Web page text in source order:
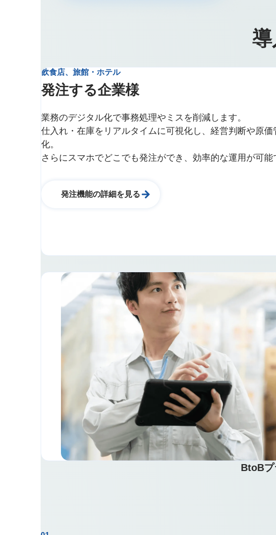
飲食店、旅館・ホテル
発注する企業様
業務のデジタル化で事務処理やミスを削減します。
仕入れ・在庫をリアルタイムに可視化し、経営判断や原価
化。
さらにスマホでどこでも発注ができ、効率的な運用が可能
発注機能の詳細を見る
BtoBプ